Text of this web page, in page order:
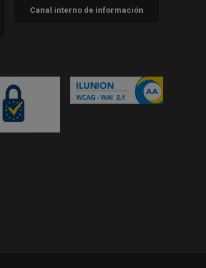
Canal interno de información